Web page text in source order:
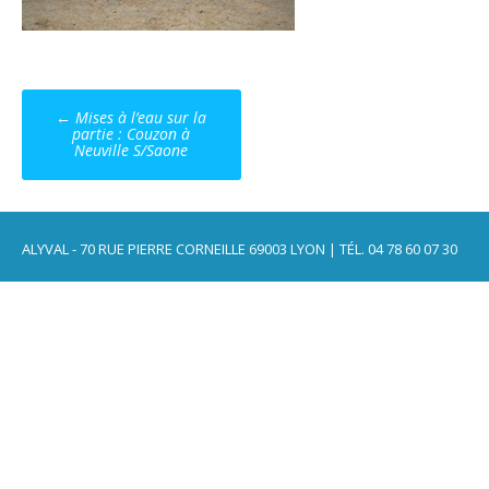
Post
navigation
← Mises à l’eau sur la
partie : Couzon à
Neuville S/Saone
ALYVAL - 70 RUE PIERRE CORNEILLE 69003 LYON | TÉL. 04 78 60 07 30